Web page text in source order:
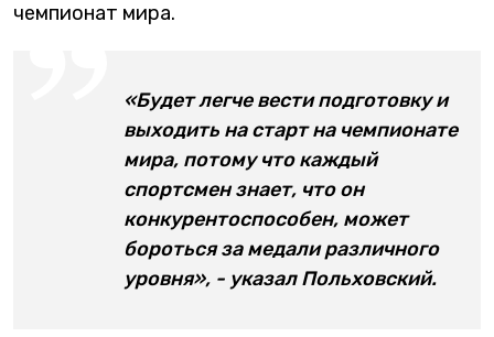
чемпионат мира.
«Будет легче вести подготовку и
выходить на старт на чемпионате
мира, потому что каждый
спортсмен знает, что он
конкурентоспособен, может
бороться за медали различного
уровня», - указал Польховский.